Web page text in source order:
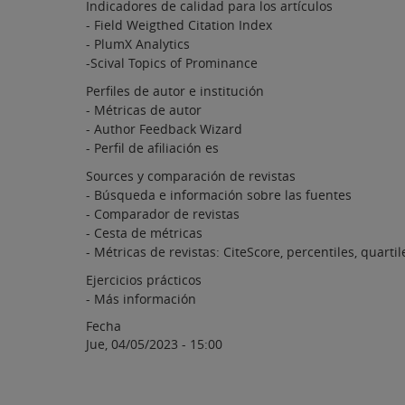
Indicadores de calidad para los artículos
- Field Weigthed Citation Index
- PlumX Analytics
-Scival Topics of Prominance
Perfiles de autor e institución
- Métricas de autor
- Author Feedback Wizard
- Perfil de afiliación es
Sources y comparación de revistas
- Búsqueda e información sobre las fuentes
- Comparador de revistas
- Cesta de métricas
- Métricas de revistas: CiteScore, percentiles,
Ejercicios prácticos
- Más información
Fecha
Jue, 04/05/2023 - 15:00